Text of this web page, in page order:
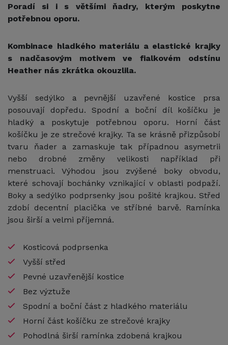
Poradí si i s většími ňadry, kterým poskytne
potřebnou oporu.
Kombinace hladkého materiálu a elastické krajky
s nadčasovým motivem ve fialkovém odstínu
Heather nás zkrátka okouzlila.
Vyšší sedýlko a pevnější uzavřené kostice prsa
posouvají dopředu. Spodní a boční díl košíčku je
hladký a poskytuje potřebnou oporu. Horní část
košíčku je ze strečové krajky. Ta se krásně přizpůsobí
tvaru ňader a zamaskuje tak případnou asymetrii
nebo drobné změny velikosti například při
menstruaci. Výhodou jsou zvýšené boky obvodu,
které schovají bochánky vznikající v oblasti podpaží.
Boky a sedýlko podprsenky jsou pošité krajkou. Střed
zdobí decentní placička ve stříbné barvě. Ramínka
jsou širší a velmi příjemná.
Kosticová podprsenka
Vyšší střed
Pevné uzavřenější kostice
Bez výztuže
Spodní a boční část z hladkého materiálu
Horní část košíčku ze strečové krajky
Pohodlná širší ramínka zdobená krajkou